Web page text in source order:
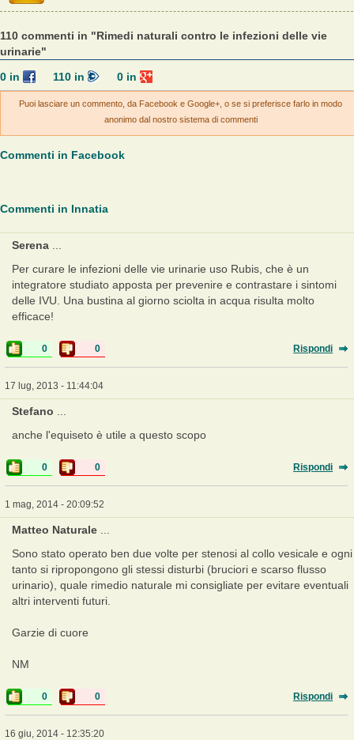
110 commenti in "Rimedi naturali contro le infezioni delle vie
urinarie"
0in 110in 0 in
Puoi lasciare un commento, da Facebook e Google+, o se si preferisce farlo in modo
anonimo dal nostro sistema di commenti
Commenti in Facebook
Commenti in Innatia
Serena
Per curare le infezioni delle vie urinarie uso Rubis, che è un
integratore studiato apposta per prevenire e contrastare i sintomi
delle IVU. Una bustina al giorno sciolta in acqua risulta molto
efficace!
0 0 Rispondi
17 lug, 2013 - 11:44:04
Stefano
anche l'equiseto è utile a questo scopo
0 0 Rispondi
1 mag, 2014 - 20:09:52
Matteo Naturale
Sono stato operato ben due volte per stenosi al collo vesicale e ogni
tanto si ripropongono gli stessi disturbi (bruciori e scarso flusso
urinario), quale rimedio naturale mi consigliate per evitare eventuali
altri interventi futuri.
Garzie di cuore
NM
0 0 Rispondi
16 giu, 2014 - 12:35:20